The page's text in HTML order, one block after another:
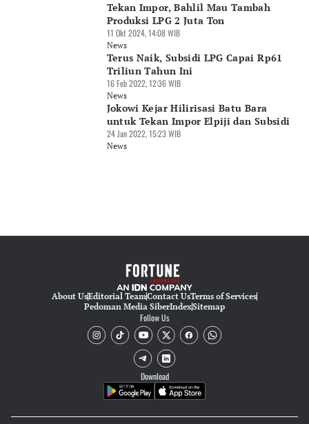
Tekan Impor, Bahlil Mau Tambah
Produksi LPG 2 Juta Ton
11 Okt 2024, 14:08 WIB
News
Terus Naik, Subsidi LPG Capai Rp61
Triliun Tahun Ini
16 Feb 2022, 12:36 WIB
News
Jokowi Kejar Hilirisasi Batu Bara
untuk Tekan Impor Elpiji dan Subsidi
24 Jan 2022, 15:23 WIB
News
About UsEditorial TeamContact UsTerms of Services
Pedoman Media SiberIndexSitemap
Follow Us
Download